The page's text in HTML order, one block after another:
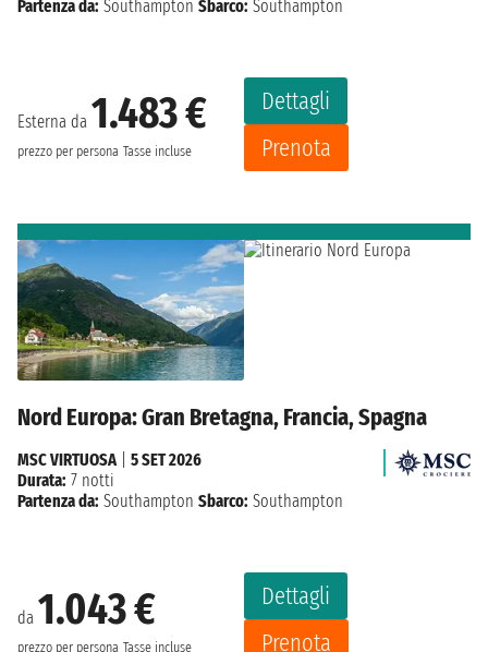
Esterna da 1.483 €
prezzo per persona Tasse incluse
Dettagli
Prenota
Partenza da: Southampton Sbarco: Southampton
Nord Europa: Gran Bretagna, Francia, Spagna
da 1.043 €
prezzo per persona Tasse incluse
Dettagli
Prenota
MSC VIRTUOSA| 5 SET 2026
Durata: 7 notti
Partenza da: Southampton Sbarco: Southampton